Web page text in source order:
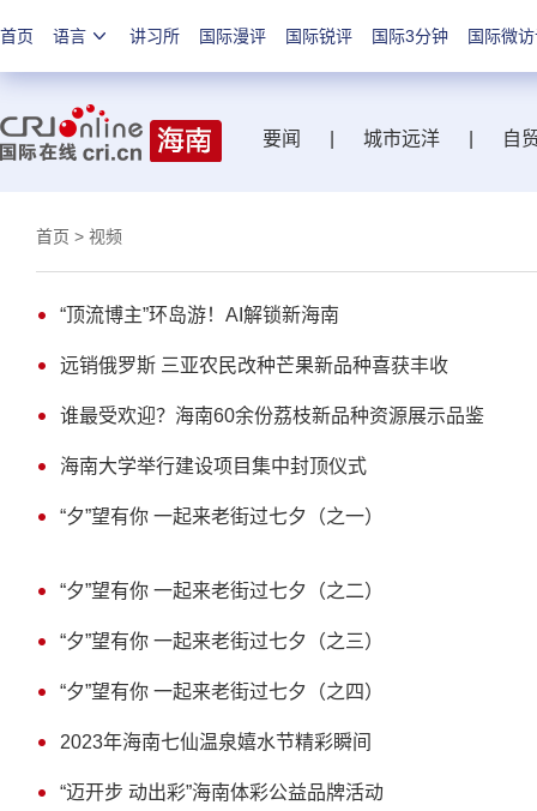
首页 语言 讲习所 国际漫评 国际锐评 国际3分钟 国际微
要闻 城市远洋 自
首页 > 视频
“顶流博主”环岛游！AI解锁新海南
远销俄罗斯 三亚农民改种芒果新品种喜获丰收
谁最受欢迎？海南60余份荔枝新品种资源展示品鉴
海南大学举行建设项目集中封顶仪式
“夕”望有你 一起来老街过七夕（之一）
“夕”望有你 一起来老街过七夕（之二）
“夕”望有你 一起来老街过七夕（之三）
“夕”望有你 一起来老街过七夕（之四）
2023年海南七仙温泉嬉水节精彩瞬间
“迈开步 动出彩”海南体彩公益品牌活动